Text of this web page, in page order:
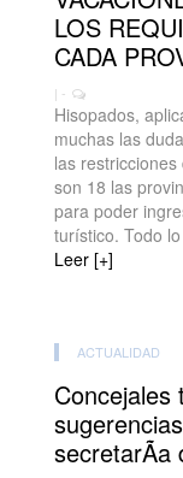
LOS
CADA
| -
Hisopados,
muchas las
las
son 18 las
para poder
turístico. Todo
Leer [+]
ACTUALIDAD
Concejales
secretarÃ­a